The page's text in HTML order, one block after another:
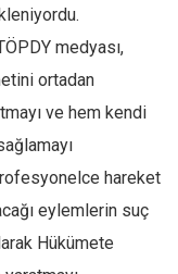
medyası,
ortadan
ve hem kendi
hareket
eylemlerin suç
Hükümete